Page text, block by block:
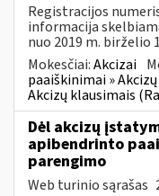
Registracijos
informacija
nuo 2019 m. birželio
Mokesčiai:Akcizai
paaiškinimai »
Akcizų klausimais
Dėl akcizų
apibendrinto
parengimo
Web turinio sąrašas